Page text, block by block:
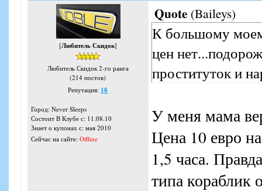
[Любитель Скидок]
Любитель Скидок 2-го ранга
(214 постов)
Репутация: 18
Город: Never Sleeps
Состоит В Клубе с: 11.08.10
Знает о купонах с: мая 2010
Сейчас на сайте: Offline
Quote (Baileys)
К большому
цен
проституток и
У меня мама
Цена 10 евро
1,5 часа.
типа кораблик